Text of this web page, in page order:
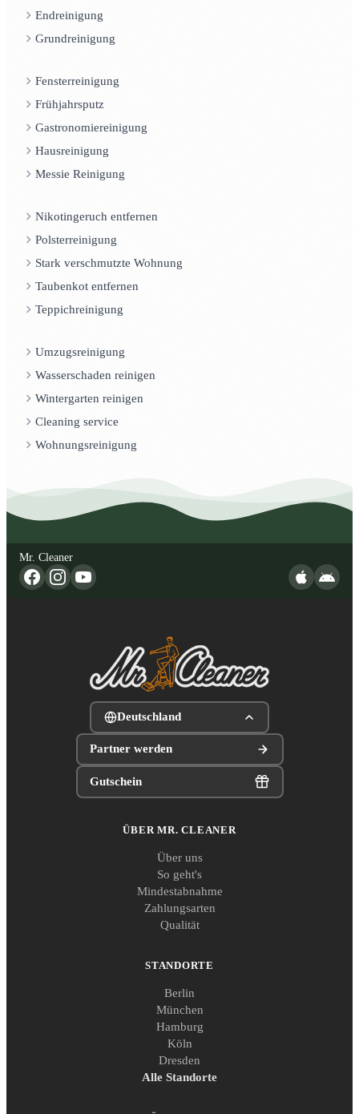
Endreinigung
Grundreinigung
Fensterreinigung
Frühjahrsputz
Gastronomiereinigung
Hausreinigung
Messie Reinigung
Nikotingeruch entfernen
Polsterreinigung
Stark verschmutzte Wohnung
Taubenkot entfernen
Teppichreinigung
Umzugsreinigung
Wasserschaden reinigen
Wintergarten reinigen
Cleaning service
Wohnungsreinigung
Mr. Cleaner
Deutschland
Partner werden
Gutschein
ÜBER MR. CLEANER
Über uns
So geht's
Mindestabnahme
Zahlungsarten
Qualität
STANDORTE
Berlin
München
Hamburg
Köln
Dresden
Alle Standorte